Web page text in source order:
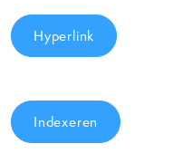
Hyperlink
Indexeren